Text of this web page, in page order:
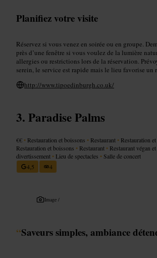
Planifiez votre visite
Réservez si vous venez en soirée ou en groupe.
près d’une fenêtre si vous voulez de la lumière
allergies ou restrictions lors de la réservation.
serein, le service est rapide mais le lieu favorise un
http://www.tipoedinburgh.co.uk/
Paradise Palms
€€ • Restauration et boissons • Restaurant • Restauration
Restauration et boissons • Restaurant • Restaurant végan
divertissement • Lieu de spectacles • Salle de concert
4,5
4
Image /
“Saveurs simples, ambiance